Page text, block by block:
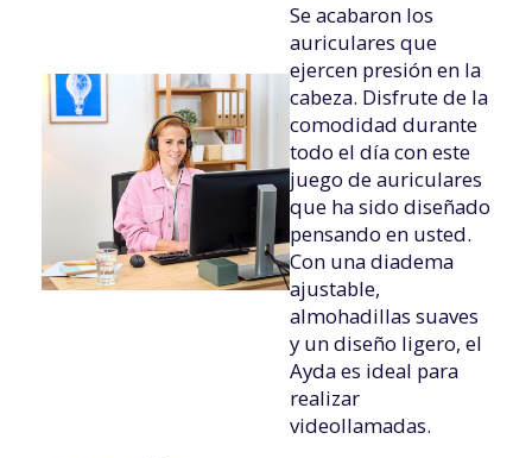
Se acabaron los
auriculares que
ejercen presión en la
cabeza. Disfrute de la
comodidad durante
todo el día con este
juego de auriculares
que ha sido diseñado
pensando en usted.
Con una diadema
ajustable,
almohadillas suaves
y un diseño ligero, el
Ayda es ideal para
realizar
videollamadas.